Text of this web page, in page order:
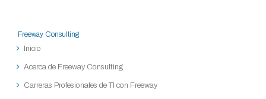
Freeway Consulting
Inicio
Acerca de Freeway Consulting
Carreras Profesionales de TI con Freeway